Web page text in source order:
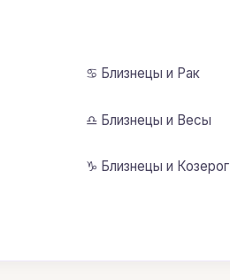
♋ Близнецы и Рак
♎ Близнецы и Весы
♑ Близнецы и Козерог